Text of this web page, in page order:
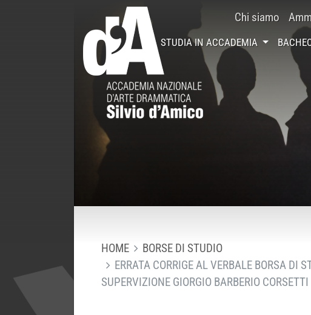
Chi siamo
STUDIA IN ACCADEMIA
HOME
BORSE DI STUDIO
ERRATA CORRIGE AL VERBALE BORSA DI
SUPERVIZIONE GIORGIO BARBERIO CORSETTI